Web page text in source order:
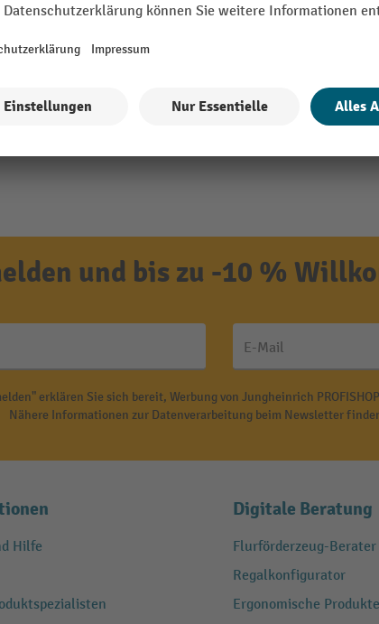
und bis zu -10 %
E-Mail
erklären Sie sich bereit, Werbung von Jungheinrich
Nähere Informationen zur Datenverarbeitung beim Newsletter
Hilfe
Digitale Beratung
Flurförderzeug-Berater
Regalkonfigurator
Ergonomische Produkte